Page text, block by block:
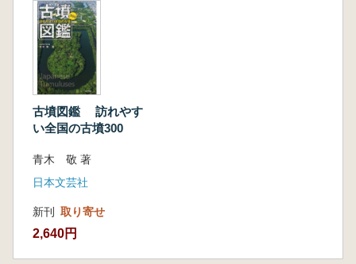
古墳図鑑 訪れやす
い全国の古墳300
青木 敬 著
日本文芸社
新刊 取り寄せ
2,640円